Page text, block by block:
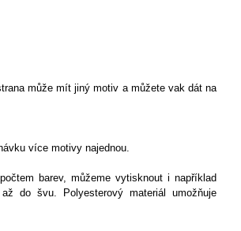
může mít jiný motiv a můžete vak dát na
více motivy najednou.
barev, můžeme vytisknout i například
do švu. Polyesterový materiál umožňuje